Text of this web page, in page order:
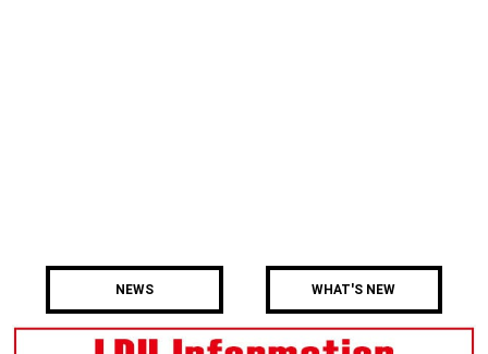
NEWS WHAT'S NEW